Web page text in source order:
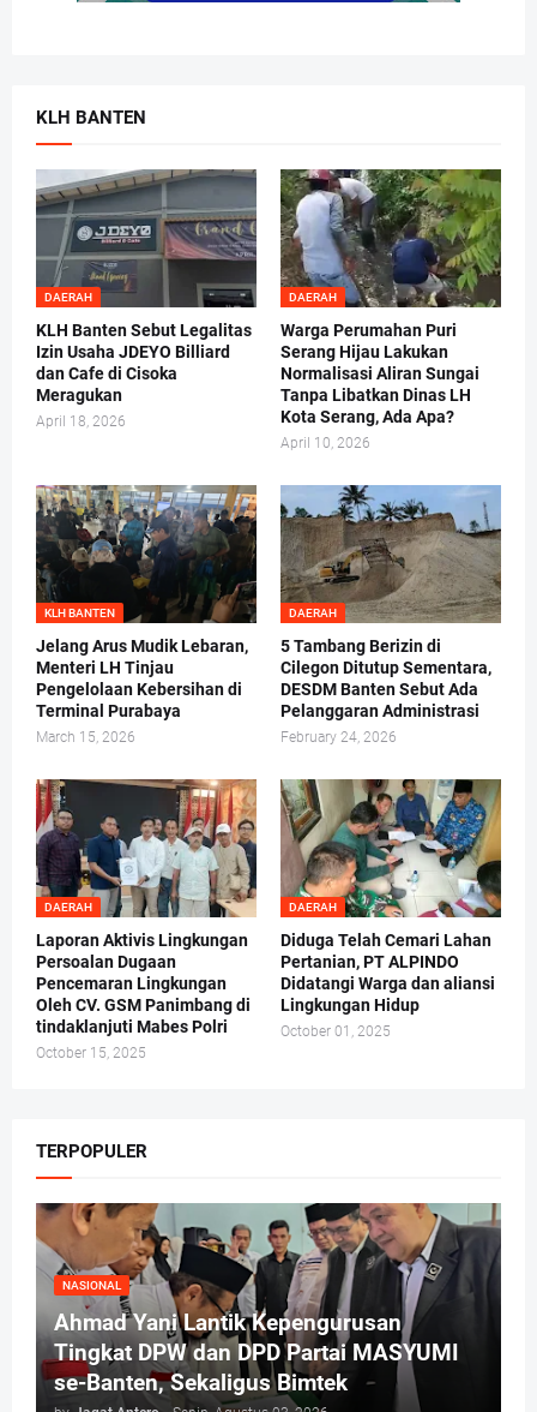
KLH BANTEN
DAERAH
KLH Banten Sebut Legalitas
Izin Usaha JDEYO Billiard
dan Cafe di Cisoka
Meragukan
April 18, 2026
DAERAH
Warga Perumahan Puri
Serang Hijau Lakukan
Normalisasi Aliran Sungai
Tanpa Libatkan Dinas LH
Kota Serang, Ada Apa?
April 10, 2026
KLH BANTEN
Jelang Arus Mudik Lebaran,
Menteri LH Tinjau
Pengelolaan Kebersihan di
Terminal Purabaya
March 15, 2026
DAERAH
5 Tambang Berizin di
Cilegon Ditutup Sementara,
DESDM Banten Sebut Ada
Pelanggaran Administrasi
February 24, 2026
DAERAH
Laporan Aktivis Lingkungan
Persoalan Dugaan
Pencemaran Lingkungan
Oleh CV. GSM Panimbang di
tindaklanjuti Mabes Polri
October 15, 2025
DAERAH
Diduga Telah Cemari Lahan
Pertanian, PT ALPINDO
Didatangi Warga dan aliansi
Lingkungan Hidup
October 01, 2025
TERPOPULER
NASIONAL
Ahmad Yani Lantik Kepengurusan
Tingkat DPW dan DPD Partai MASYUMI
se-Banten, Sekaligus Bimtek